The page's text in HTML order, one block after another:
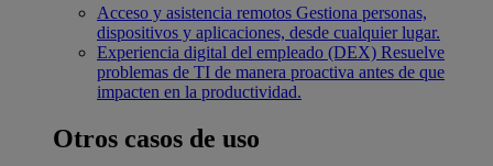
Acceso y asistencia remotos Gestiona personas,
dispositivos y aplicaciones, desde cualquier lugar.
Experiencia digital del empleado (DEX) Resuelve
problemas de TI de manera proactiva antes de que
impacten en la productividad.
Otros casos de uso